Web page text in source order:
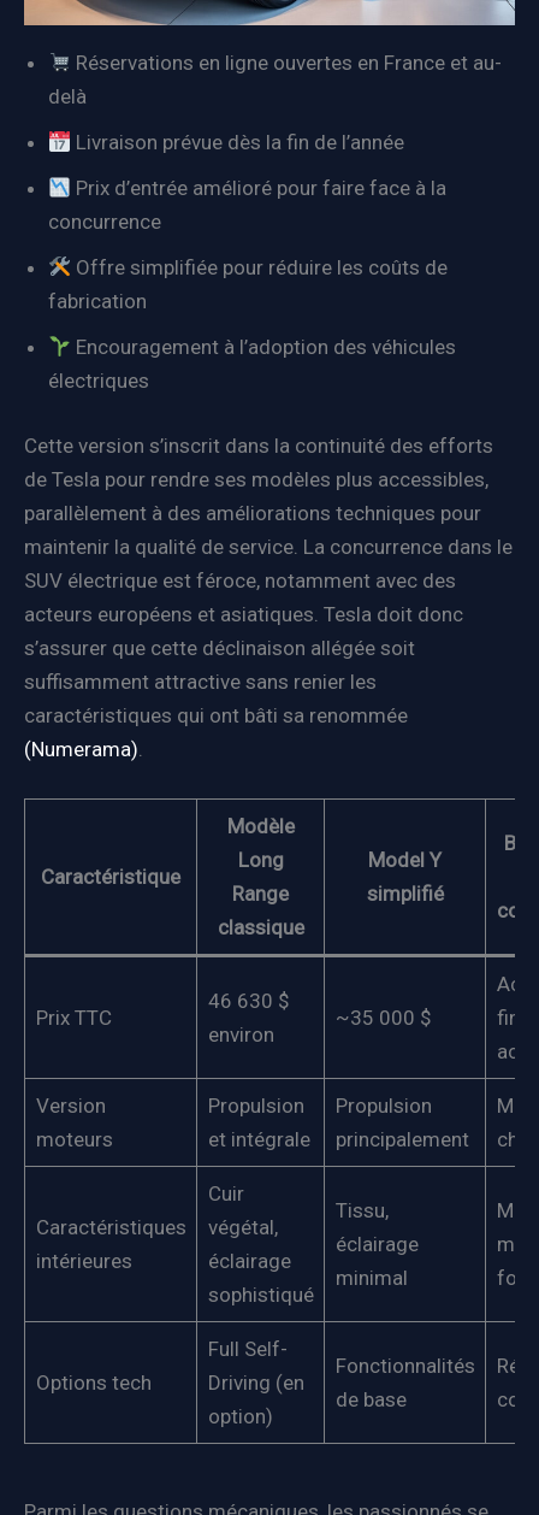
Réservations en ligne ouvertes en France et au-
delà
Livraison prévue dès la fin de l’année
Prix d’entrée amélioré pour faire face à la
concurrence
Offre simplifiée pour réduire les coûts de
fabrication
Encouragement à l’adoption des véhicules
électriques
Cette version s’inscrit dans la continuité des efforts
de Tesla pour rendre ses modèles plus accessibles,
parallèlement à des améliorations techniques pour
maintenir la qualité de service. La concurrence dans le
SUV électrique est féroce, notamment avec des
acteurs européens et asiatiques. Tesla doit donc
s’assurer que cette déclinaison allégée soit
suffisamment attractive sans renier les
caractéristiques qui ont bâti sa renommée
(Numerama)
Caractéristique
Modèle
Long
Range
classique
Model Y
simplifié
Prix TTC
46 630 $
environ
~35 000 $
Version
moteurs
Propulsion
et intégrale
Propulsion
principalement
Caractéristiques
intérieures
Cuir
végétal,
éclairage
sophistiqué
Tissu,
éclairage
minimal
Options tech
Full Self-
Driving (en
option)
Fonctionnalités
de base